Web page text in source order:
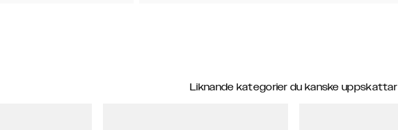
Liknande kategorier du kanske uppskattar